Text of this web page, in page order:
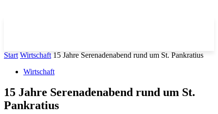
Start Wirtschaft 15 Jahre Serenadenabend rund um St. Pankratius
Wirtschaft
15 Jahre Serenadenabend rund um St.
Pankratius